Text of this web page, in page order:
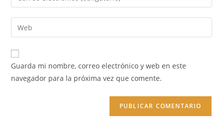
de
usuario
para
comentar
tu
dirección
de
electrónico
para
comentar
Introduce
la
URL
de
Guarda mi nombre, correo electrónico y web en este
navegador para la próxima vez que comente.